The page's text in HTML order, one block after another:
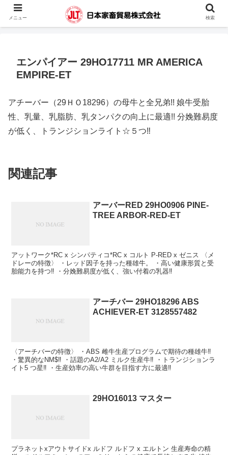
蓄電池・堆肥撹拌機・凍結精液・人工授精器具・カウハッチなどの輸入販売を
行っています。
エンパイアー 29HO17711 MR AMERICA
EMPIRE-ET
アチーバー（29ＨＯ18296）の母牛と全兄弟!! 娘牛受胎
性、乳量、乳脂肪、乳タンパクの向上に最適!! 分娩難易度
が低く、トランジションライト☆５つ‼
関連記事
アーバーRED 29HO0906 PINE-
TREE ARBOR-RED-ET
アットワーク*RC x シンパティコ*RC x コルト P-RED x ゼニス 〈メ
ドレーの特徴〉 ・レッド因子を持った種雄牛。 ・高い健康形質と受
胎能力を持つ‼ ・分娩難易度が低く、強い付着の乳器‼
アーチバー 29HO18296 ABS
ACHIEVER-ET 3128557482
〈アーチバーの特徴〉 ・ABS 雌牛生産プログラムで期待の種雄牛‼
・驚異的なNM$‼ ・話題のA2/A2 ミルク生産牛‼ ・トランジションラ
イト5 つ星‼ ・生産効率の高い牛群を目指す方に最適‼
29HO16013 マスター
プラネットxアウトサイドx ルドフ ルドフ x エルトン 生産寿命の精
メニュー 検索